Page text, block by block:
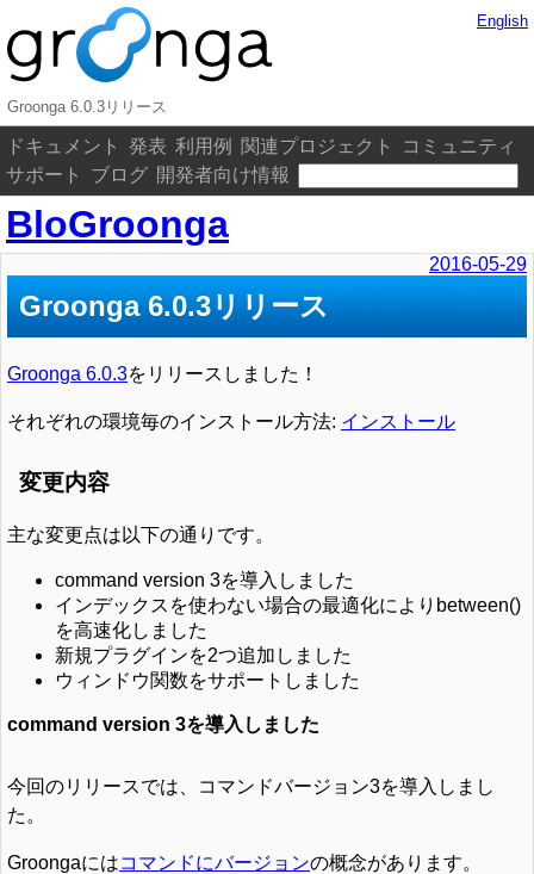
Groonga 6.0.3リリース
ドキュメント 発表 利用例 関連プロジェクト
コミュニティ
サポート
ブログ 開発者向け情報
English
BloGroonga
2016-05-29
Groonga 6.0.3リリース
Groonga 6.0.3をリリースしました！
それぞれの環境毎のインストール方法: インストール
変更内容
主な変更点は以下の通りです。
command version 3を導入しました
インデックスを使わない場合の最適化によりbetween()
を高速化しました
新規プラグインを2つ追加しました
ウィンドウ関数をサポートしました
command version 3を導入しました
今回のリリースでは、コマンドバージョン3を導入しまし
た。
Groongaにはコマンドにバージョンの概念があります。